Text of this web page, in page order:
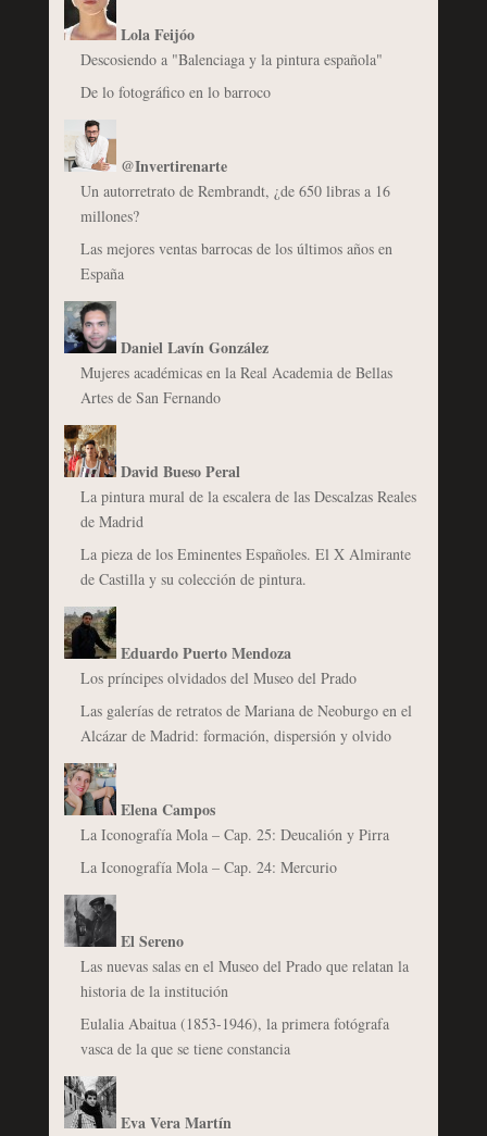
Lola Feijóo
Descosiendo a "Balenciaga y la pintura española"
De lo fotográfico en lo barroco
@Invertirenarte
Un autorretrato de Rembrandt, ¿de 650 libras a 16
millones?
Las mejores ventas barrocas de los últimos años en
España
Daniel Lavín González
Mujeres académicas en la Real Academia de Bellas
Artes de San Fernando
David Bueso Peral
La pintura mural de la escalera de las Descalzas Reales
de Madrid
La pieza de los Eminentes Españoles. El X Almirante
de Castilla y su colección de pintura.
Eduardo Puerto Mendoza
Los príncipes olvidados del Museo del Prado
Las galerías de retratos de Mariana de Neoburgo en el
Alcázar de Madrid: formación, dispersión y olvido
Elena Campos
La Iconografía Mola – Cap. 25: Deucalión y Pirra
La Iconografía Mola – Cap. 24: Mercurio
El Sereno
Las nuevas salas en el Museo del Prado que relatan la
historia de la institución
Eulalia Abaitua (1853-1946), la primera fotógrafa
vasca de la que se tiene constancia
Eva Vera Martín